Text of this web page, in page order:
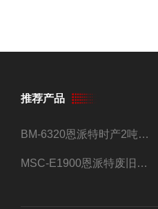
推荐产品
BM-6320恩派特时产2吨合金钢屑压饼机
MSC-E1900恩派特废旧锂电池极片破碎处理设备